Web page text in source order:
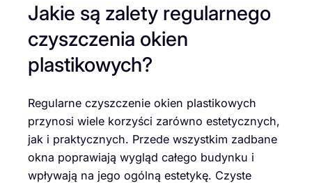
Jakie są zalety regularnego
czyszczenia okien
plastikowych?
Regularne czyszczenie okien plastikowych
przynosi wiele korzyści zarówno estetycznych,
jak i praktycznych. Przede wszystkim zadbane
okna poprawiają wygląd całego budynku i
wpływają na jego ogólną estetykę. Czyste